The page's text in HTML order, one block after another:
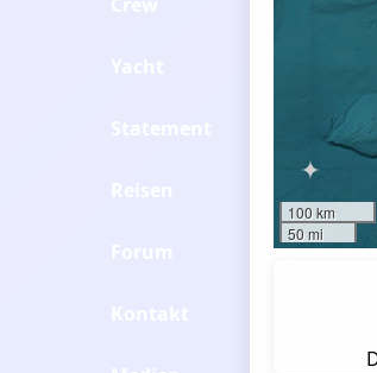
100 km
50 mi